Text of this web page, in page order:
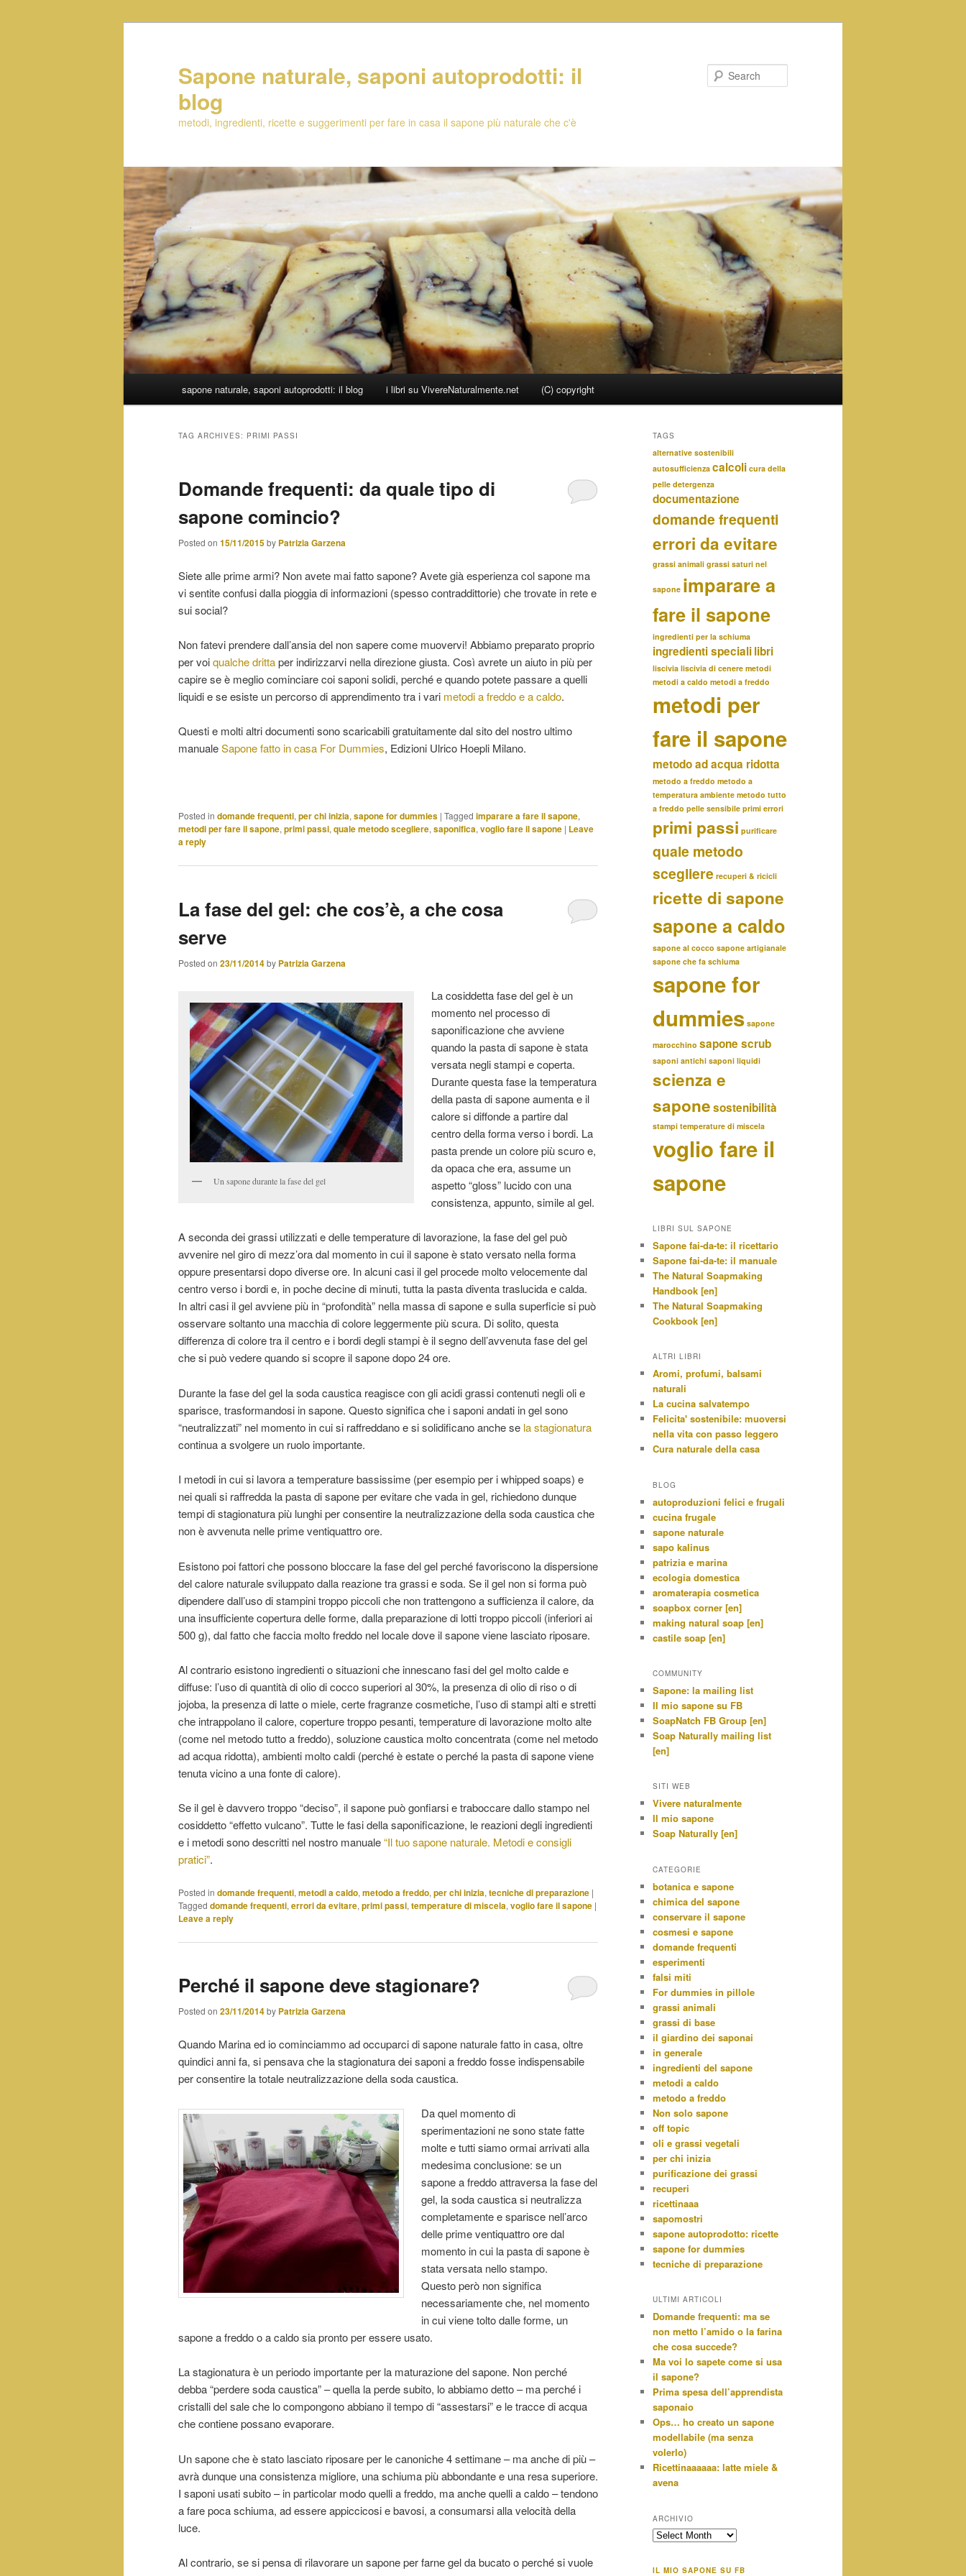
Sapone naturale, saponi autoprodotti: il
blog
metodi, ingredienti, ricette e suggerimenti per fare in casa il sapone più naturale che c'è
Skip
content
Skip
content
sapone naturale, saponi autoprodotti: il blog i libri su VivereNaturalmente.net (C) copyright
TAG ARCHIVES: PRIMI PASSI
Domande frequenti: da quale tipo di
sapone comincio?
Posted on 15/11/2015by Patrizia Garzena
Siete alle prime armi? Non avete mai fatto sapone? Avete già esperienza col sapone ma
vi sentite confusi dalla pioggia di informazioni (spesso contraddittorie) che trovate in rete e
sui social?
Non fatevi prendere dall’ansia del non sapere come muovervi! Abbiamo preparato proprio
per voiqualche drittaper indirizzarvi nella direzione giusta. Così avrete un aiuto in più per
capire se è meglio cominciare coi saponi solidi, perché e quando potete passare a quelli
liquidi e se esiste un percorso di apprendimento tra i vari metodi a freddo e a caldo.
Questi e molti altri documenti sono scaricabili gratuitamente dal sito del nostro ultimo
manualeSapone fatto in casa For Dummies, Edizioni Ulrico Hoepli Milano.
Posted in domande frequenti, per chi inizia, sapone for dummies | Tagged imparare a fare il sapone,
metodi per fare il sapone, primi passi, quale metodo scegliere, saponifica, voglio fare il sapone | Leave
a reply
La fase del gel: che cos’è, a che cosa
serve
Posted on 23/11/2014by Patrizia Garzena
Un sapone durante la fase del gel
La cosiddetta fase del gel è un
momento nel processo di
saponificazione che avviene
quando la pasta di sapone è stata
versata negli stampi e coperta.
Durante questa fase la temperatura
della pasta di sapone aumenta e il
calore si diffonde a partire dal
centro della forma verso i bordi. La
pasta prende un colore più scuro e,
da opaca che era, assume un
aspetto “gloss” lucido con una
consistenza, appunto, simile al gel.
A seconda dei grassi utilizzati e delle temperature di lavorazione, la fase del gel può
avvenire nel giro di mezz’ora dal momento in cui il sapone è stato versato nella forma
oppure presentarsi dopo diverse ore. In alcuni casi il gel procede molto velocemente dal
centro verso i bordi e, in poche decine di minuti, tutta la pasta diventa traslucida e calda.
In altri casi il gel avviene più in “profondità” nella massa di sapone e sulla superficie si può
osservare soltanto una macchia di colore leggermente più scura. Di solito, questa
differenza di colore tra il centro e i bordi degli stampi è il segno dell’avvenuta fase del gel
che si può vedere quando si scopre il sapone dopo 24 ore.
Durante la fase del gel la soda caustica reagisce con gli acidi grassi contenuti negli oli e
sparisce, trasformandosi in sapone. Questo significa che i saponi andati in gel sono
“neutralizzati” nel momento in cui si raffreddano e si solidificano anche se la stagionatura
continua a svolgere un ruolo importante.
I metodi in cui si lavora a temperature bassissime (per esempio per i whipped soaps) e
nei quali si raffredda la pasta di sapone per evitare che vada in gel, richiedono dunque
tempi di stagionatura più lunghi per consentire la neutralizzazione della soda caustica che
non è avvenuta nelle prime ventiquattro ore.
Esistono poi fattori che possono bloccare la fase del gel perché favoriscono la dispersione
del calore naturale sviluppato dalla reazione tra grassi e soda. Se il gel non si forma può
dipendere dall’uso di stampini troppo piccoli che non trattengono a sufficienza il calore, da
una insufficiente copertura delle forme, dalla preparazione di lotti troppo piccoli (inferiori ai
500 g), dal fatto che faccia molto freddo nel locale dove il sapone viene lasciato riposare.
Al contrario esistono ingredienti o situazioni che innescano fasi del gel molto calde e
diffuse: l’uso di quantità di olio di cocco superiori al 30%, la presenza di olio di riso o di
jojoba, la presenza di latte o miele, certe fragranze cosmetiche, l’uso di stampi alti e stretti
che intrappolano il calore, coperture troppo pesanti, temperature di lavorazione molto alte
(come nel metodo tutto a freddo), soluzione caustica molto concentrata (come nel metodo
ad acqua ridotta), ambienti molto caldi (perché è estate o perché la pasta di sapone viene
tenuta vicino a una fonte di calore).
Se il gel è davvero troppo “deciso”, il sapone può gonfiarsi e traboccare dallo stampo nel
cosiddetto “effetto vulcano”. Tutte le fasi della saponificazione, le reazioni degli ingredienti
e i metodi sono descritti nel nostro manuale“Il tuo sapone naturale. Metodi e consigli
pratici”.
Posted in domande frequenti, metodi a caldo, metodo a freddo, per chi inizia, tecniche di preparazione |
Tagged domande frequenti, errori da evitare, primi passi, temperature di miscela, voglio fare il sapone |
Leave a reply
Perché il sapone deve stagionare?
Posted on 23/11/2014by Patrizia Garzena
Quando Marina ed io cominciammo ad occuparci di sapone naturale fatto in casa, oltre
quindici anni fa, si pensava che la stagionatura dei saponi a freddo fosse indispensabile
per consentire la totale neutralizzazione della soda caustica.
Da quel momento di
sperimentazioni ne sono state fatte
molte e tutti siamo ormai arrivati alla
medesima conclusione: se un
sapone a freddo attraversa la fase del
gel, la soda caustica si neutralizza
completamente e sparisce nell’arco
delle prime ventiquattro ore dal
momento in cui la pasta di sapone è
stata versata nello stampo.
Questo però non significa
necessariamente che, nel momento
in cui viene tolto dalle forme, un
sapone a freddo o a caldo sia pronto per essere usato.
La stagionatura è un periodo importante per la maturazione del sapone. Non perché
debba “perdere soda caustica” – quella la perde subito, lo abbiamo detto – ma perché i
cristalli del sale che lo compongono abbiano il tempo di “assestarsi” e le tracce di acqua
che contiene possano evaporare.
Un sapone che è stato lasciato riposare per le canoniche 4 settimane – ma anche di più –
avrà dunque una consistenza migliore, una schiuma più abbondante e una resa superiore.
I saponi usati subito – in particolar modo quelli a freddo, ma anche quelli a caldo – tendono
a fare poca schiuma, ad essere appiccicosi e bavosi, a consumarsi alla velocità della
luce.
Al contrario, se si pensa di rilavorare un sapone per farne gel da bucato o perché si vuole
TAGS
alternative sostenibili
autosufficienza calcoli cura della
pelle detergenza
documentazione
domande frequenti
errori da evitare
grassi animali grassi saturi nel
sapone imparare a
fare il sapone
ingredienti per la schiuma
ingredienti specialilibri
liscivia liscivia di cenere metodi
metodi a caldo metodi a freddo
metodi per
fare il sapone
metodo ad acqua ridotta
metodo a freddo metodo a
temperatura ambiente metodo tutto
a freddo pelle sensibile primi errori
primi passi purificare
quale metodo
scegliere recuperi & ricicli
ricette di sapone
sapone a caldo
sapone al cocco sapone artigianale
sapone che fa schiuma
sapone for
dummies sapone
marocchino sapone scrub
saponi antichi saponi liquidi
scienza e
saponesostenibilità
stampi temperature di miscela
voglio fare il
sapone
LIBRI SUL SAPONE
Sapone fai-da-te: il ricettario
Sapone fai-da-te: il manuale
The Natural Soapmaking
Handbook [en]
The Natural Soapmaking
Cookbook [en]
ALTRI LIBRI
Aromi, profumi, balsami
naturali
La cucina salvatempo
Felicita' sostenibile: muoversi
nella vita con passo leggero
Cura naturale della casa
BLOG
autoproduzioni felici e frugali
cucina frugale
sapone naturale
sapo kalinus
patrizia e marina
ecologia domestica
aromaterapia cosmetica
soapbox corner [en]
making natural soap [en]
castile soap [en]
COMMUNITY
Sapone: la mailing list
Il mio sapone su FB
SoapNatch FB Group [en]
Soap Naturally mailing list
[en]
SITI WEB
Vivere naturalmente
Il mio sapone
Soap Naturally [en]
CATEGORIE
botanica e sapone
chimica del sapone
conservare il sapone
cosmesi e sapone
domande frequenti
esperimenti
falsi miti
For dummies in pillole
grassi animali
grassi di base
il giardino dei saponai
in generale
ingredienti del sapone
metodi a caldo
metodo a freddo
Non solo sapone
off topic
oli e grassi vegetali
per chi inizia
purificazione dei grassi
recuperi
ricettinaaa
sapomostri
sapone autoprodotto: ricette
sapone for dummies
tecniche di preparazione
ULTIMI ARTICOLI
Domande frequenti: ma se
non metto l’amido o la farina
che cosa succede?
Ma voi lo sapete come si usa
il sapone?
Prima spesa dell’apprendista
saponaio
Ops… ho creato un sapone
modellabile (ma senza
volerlo)
Ricettinaaaaaa: latte miele &
avena
ARCHIVIO
archivio
IL MIO SAPONE SU FB